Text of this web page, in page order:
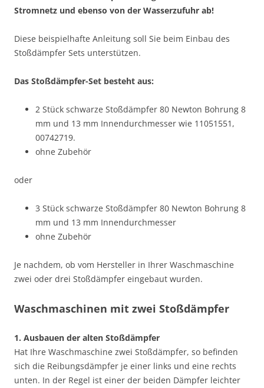
Stromnetz und ebenso von der Wasserzufuhr ab!
Diese beispielhafte Anleitung soll Sie beim Einbau des
Stoßdämpfer Sets unterstützen.
Das Stoßdämpfer-Set besteht aus:
2 Stück schwarze Stoßdämpfer 80 Newton Bohrung 8
mm und 13 mm Innendurchmesser wie 11051551,
00742719.
ohne Zubehör
oder
3 Stück schwarze Stoßdämpfer 80 Newton Bohrung 8
mm und 13 mm Innendurchmesser
ohne Zubehör
Je nachdem, ob vom Hersteller in Ihrer Waschmaschine
zwei oder drei Stoßdämpfer eingebaut wurden.
Waschmaschinen mit zwei Stoßdämpfer
1. Ausbauen der alten Stoßdämpfer
Hat Ihre Waschmaschine zwei Stoßdämpfer, so befinden
sich die Reibungsdämpfer je einer links und eine rechts
unten. In der Regel ist einer der beiden Dämpfer leichter